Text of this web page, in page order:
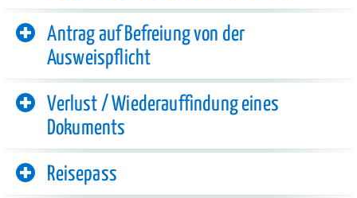
Antrag auf Befreiung von der
Ausweispflicht
Verlust / Wiederauffindung eines
Dokuments
Reisepass